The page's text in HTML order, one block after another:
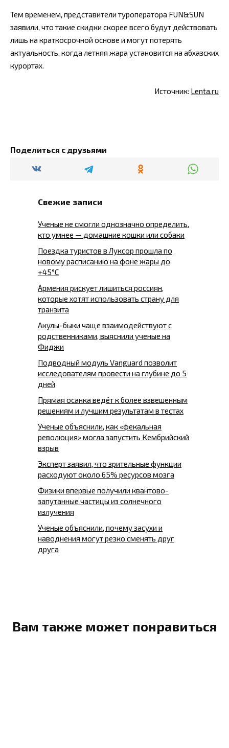
Тем временем, представители туроператора FUN&SUN
заявили, что такие скидки скорее всего будут действовать
лишь на краткосрочной основе и могут потерять
актуальность, когда летняя жара установится на абхазских
курортах.
Источник: Lenta.ru
Поделиться с друзьями
Свежие записи
Ученые не смогли однозначно определить,
кто умнее — домашние кошки или собаки
Поездка туристов в Луксор прошла по
новому расписанию на фоне жары до
+45°C
Армения рискует лишиться россиян,
которые хотят использовать страну для
транзита
Акулы-быки чаще взаимодействуют с
родственниками, выяснили ученые на
Фиджи
Подводный модуль Vanguard позволит
исследователям провести на глубине до 5
дней
Прямая осанка ведёт к более взвешенным
решениям и лучшим результатам в тестах
Ученые объяснили, как «фекальная
революция» могла запустить Кембрийский
взрыв
Эксперт заявил, что зрительные функции
расходуют около 65% ресурсов мозга
Физики впервые получили квантово-
запутанные частицы из солнечного
излучения
Ученые объяснили, почему засухи и
наводнения могут резко сменять друг
друга
Вам также может понравиться